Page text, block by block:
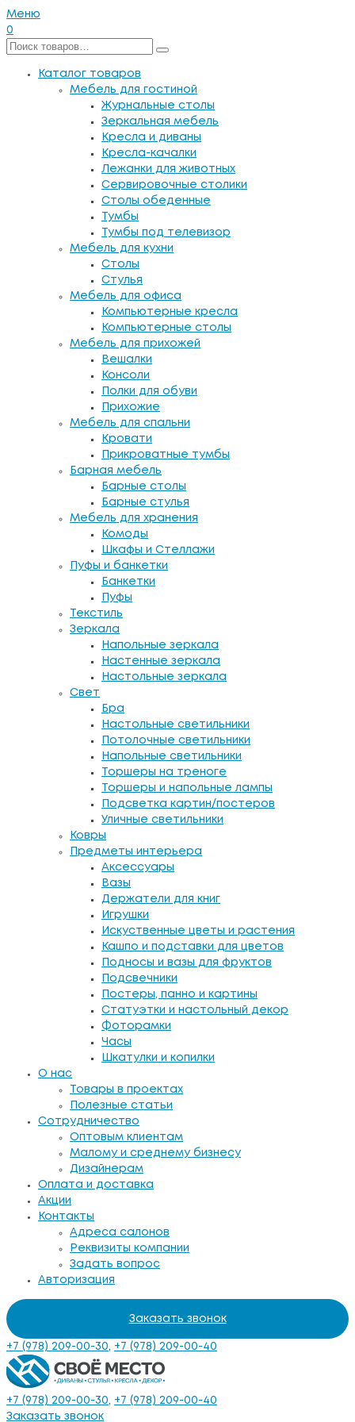
Меню
0
Каталог товаров
Мебель для гостиной
Журнальные столы
Зеркальная мебель
Кресла и диваны
Кресла-качалки
Лежанки для животных
Сервировочные столики
Столы обеденные
Тумбы
Тумбы под телевизор
Мебель для кухни
Столы
Стулья
Мебель для офиса
Компьютерные кресла
Компьютерные столы
Мебель для прихожей
Вешалки
Консоли
Полки для обуви
Прихожие
Мебель для спальни
Кровати
Прикроватные тумбы
Барная мебель
Барные столы
Барные стулья
Мебель для хранения
Комоды
Шкафы и Стеллажи
Пуфы и банкетки
Банкетки
Пуфы
Текстиль
Зеркала
Напольные зеркала
Настенные зеркала
Настольные зеркала
Свет
Бра
Настольные светильники
Потолочные светильники
Напольные светильники
Торшеры на треноге
Торшеры и напольные лампы
Подсветка картин/постеров
Уличные светильники
Ковры
Предметы интерьера
Аксессуары
Вазы
Держатели для книг
Игрушки
Искуственные цветы и растения
Кашпо и подставки для цветов
Подносы и вазы для фруктов
Подсвечники
Постеры, панно и картины
Статуэтки и настольный декор
Фоторамки
Часы
Шкатулки и копилки
О нас
Товары в проектах
Полезные статьи
Сотрудничество
Оптовым клиентам
Малому и среднему бизнесу
Дизайнерам
Оплата и доставка
Акции
Контакты
Адреса салонов
Реквизиты компании
Задать вопрос
Авторизация
Заказать звонок
+7 (978) 209-00-30, +7 (978) 209-00-40
+7 (978) 209-00-30, +7 (978) 209-00-40
Заказать звонок